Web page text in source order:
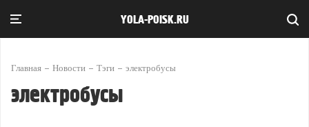
YOLA-POISK.RU
Главная Новости Тэги электробусы
электробусы